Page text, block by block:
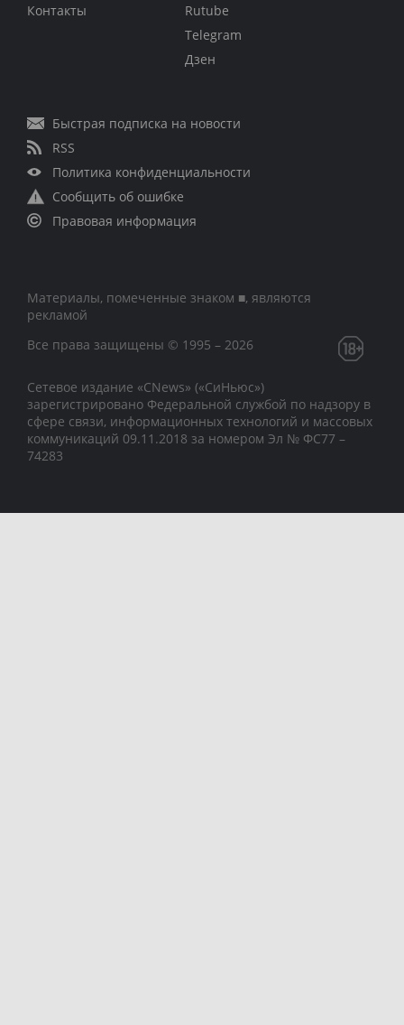
Контакты
Rutube
Telegram
Дзен
Быстрая подписка на новости
RSS
Политика конфиденциальности
Сообщить об ошибке
Правовая информация
Материалы, помеченные знаком ■, являются
рекламой
Все права защищены © 1995 – 2026
Сетевое издание «CNews» («СиНьюс»)
зарегистрировано Федеральной службой по надзору в
сфере связи, информационных технологий и массовых
коммуникаций 09.11.2018 за номером Эл № ФС77 –
74283